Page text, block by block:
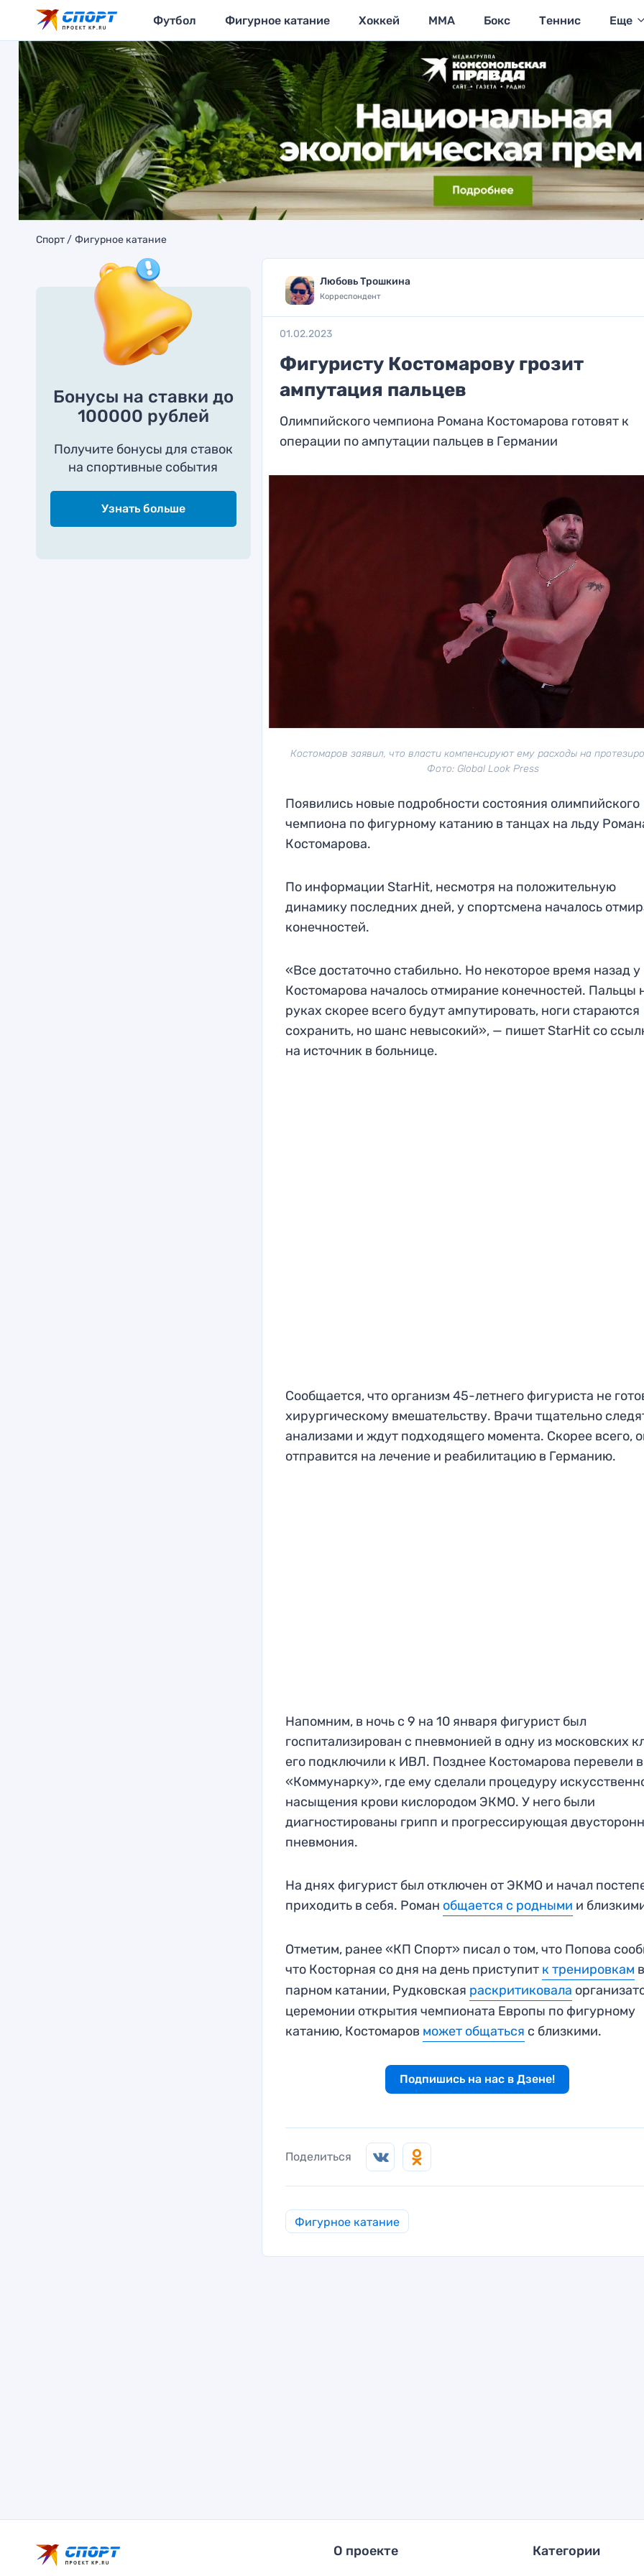
Футбол Фигурное катание Хоккей MMA Бокс Теннис Еще
Спорт Фигурное катание
Бонусы на ставки до
100000 рублей
Получите бонусы для ставок
на спортивные события
Узнать больше
Любовь Трошкина
Корреспондент
01.02.2023
Фигуристу Костомарову грозит
ампутация пальцев
Олимпийского чемпиона Романа Костомарова готовят к
операции по ампутации пальцев в Германии
Костомаров заявил, что власти компенсируют ему расходы на
Фото: Global Look Press
Появились новые подробности состояния олимпийского
чемпиона по фигурному катанию в танцах на льду
Костомарова.
По информации StarHit, несмотря на положительную
динамику последних дней, у спортсмена началось
конечностей.
«Все достаточно стабильно. Но некоторое время назад у
Костомарова началось отмирание конечностей. Пальцы
руках скорее всего будут ампутировать, ноги стараются
сохранить, но шанс невысокий», — пишет StarHit со
на источник в больнице.
Сообщается, что организм 45-летнего фигуриста не
хирургическому вмешательству. Врачи тщательно
анализами и ждут подходящего момента. Скорее всего,
отправится на лечение и реабилитацию в Германию.
Напомним, в ночь с 9 на 10 января фигурист был
госпитализирован с пневмонией в одну из московских
его подключили к ИВЛ. Позднее Костомарова перевели в
«Коммунарку», где ему сделали процедуру
насыщения крови кислородом ЭКМО. У него были
диагностированы грипп и прогрессирующая
пневмония.
На днях фигурист был отключен от ЭКМО и начал
приходить в себя. Роман общается с родными и
Отметим, ранее «КП Спорт» писал о том, что Попова
что Косторная со дня на день приступит к тренировкам в
парном катании, Рудковская раскритиковала
церемонии открытия чемпионата Европы по фигурному
катанию, Костомаров может общаться с близкими.
Подпишись на нас в Дзене!
Поделиться
Фигурное катание
О проекте Категории